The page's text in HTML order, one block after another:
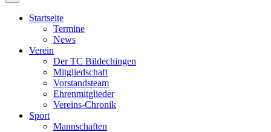
Startseite
Termine
News
Verein
Der TC Bildechingen
Mitgliedschaft
Vorstandsteam
Ehrenmitglieder
Vereins-Chronik
Sport
Mannschaften